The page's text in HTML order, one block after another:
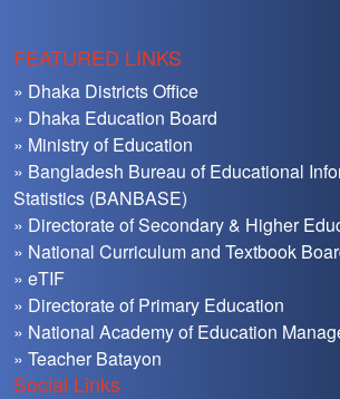
FEATURED LINKS
» Dhaka Districts Office
» Dhaka Education Board
» Ministry of Education
» Bangladesh Bureau of Educational
Statistics (BANBASE)
» Directorate of Secondary & Higher
» National Curriculum and Textbook
» eTIF
» Directorate of Primary Education
» National Academy of Education
» Teacher Batayon
Social Links